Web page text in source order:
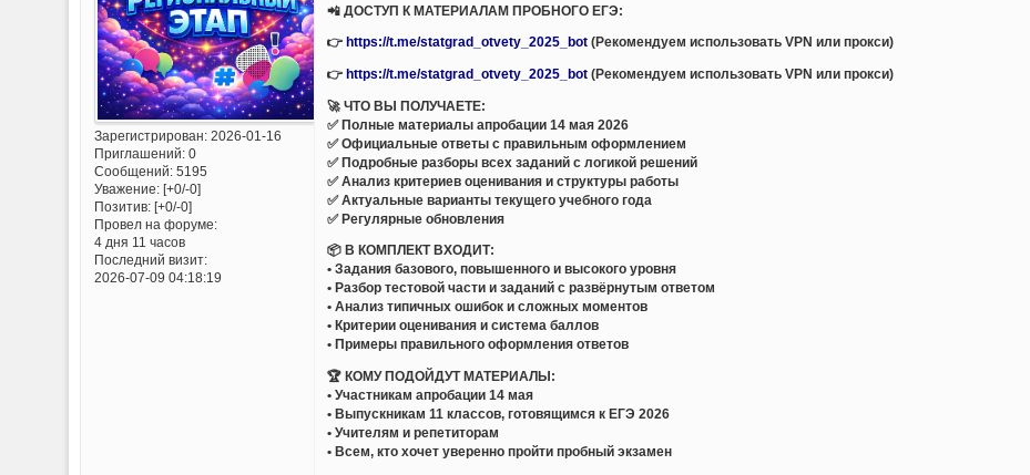
Зарегистрирован: 2026-01-16
Приглашений:0
Сообщений:5195
Уважение: [+0/-0]
Позитив: [+0/-0]
Провел на форуме:
4 дня 11 часов
Последний визит:
2026-07-09 04:18:19
📲 ДОСТУП К МАТЕРИАЛАМ ПРОБНОГО ЕГЭ:
👉 https://t.me/statgrad_otvety_2025_bot (Рекомендуем использовать VPN или прокси)
👉https://t.me/statgrad_otvety_2025_bot (Рекомендуем использовать VPN или прокси)
🚀 ЧТО ВЫ ПОЛУЧАЕТЕ:
✅ Полные материалы апробации 14 мая 2026
✅ Официальные ответы с правильным оформлением
✅ Подробные разборы всех заданий с логикой решений
✅ Анализ критериев оценивания и структуры работы
✅ Актуальные варианты текущего учебного года
✅ Регулярные обновления
📦 В КОМПЛЕКТ ВХОДИТ:
• Задания базового, повышенного и высокого уровня
• Разбор тестовой части и заданий с развёрнутым ответом
• Анализ типичных ошибок и сложных моментов
• Критерии оценивания и система баллов
• Примеры правильного оформления ответов
🏆 КОМУ ПОДОЙДУТ МАТЕРИАЛЫ:
• Участникам апробации 14 мая
• Выпускникам 11 классов, готовящимся к ЕГЭ 2026
• Учителям и репетиторам
• Всем, кто хочет уверенно пройти пробный экзамен